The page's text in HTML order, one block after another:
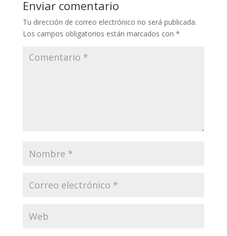
Enviar comentario
Tu dirección de correo electrónico no será publicada.
Los campos obligatorios están marcados con *